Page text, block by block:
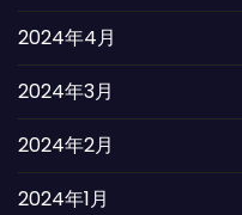
2024年4月
2024年3月
2024年2月
2024年1月